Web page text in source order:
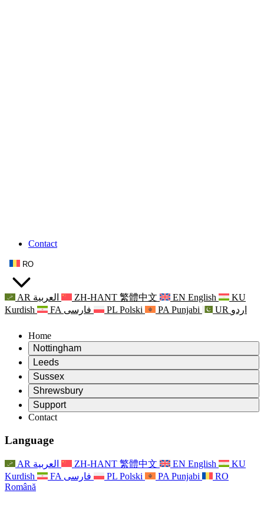
Contact
RO
AR العربية ZH-HANT 繁體中文 EN English
KU
Kurdish
FA فارسی PL Polski PA Punjabi UR اردو
Home
Nottingham
Review
Președintele revizuirii
Echipa independentă de evaluare
Termeni de referință
Raportul final al evaluării independente
Întrebări frecvente
Procesul de feedback al familiei
Buletine informative
Renunțare
Evenimente
Leeds
Review
Președintele revizuirii
Echipa independentă de evaluare
Termeni de referință
Contact
Sprijin psihologic pentru familii
Actualizări pentru familii
Evenimente
For Staff
Sprijin pentru personal
Vocile personalului
Sussex
Review
Președintele revizuirii
Echipa independentă de evaluare
Termeni de referință
For Families
Actualizări pentru familii
Evenimente
For Staff
Shrewsbury
Review
Termeni de referință pentru revizuirea maternității
Raportul final al evaluării independente
Primul raport al evaluării independente
For Families
Actualizări
Support
Leeds
Nottingham
Serviciul de asistență psihologică familială
Sprijin în caz de criză în domeniul sănătății mintale
Servicii regionale Nottingham
National
Sepsis Charities
Contact
Language
AR العربية ZH-HANT 繁體中文 EN English
KU
Kurdish
FA فارسی PL Polski PA Punjabi
RO
Română